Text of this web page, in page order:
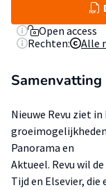
Open access
Rechten:
Alle
Samenvatting
Nieuwe Revu ziet
Panorama en
Aktueel. Revu wil
Tijd en Elsevier, die